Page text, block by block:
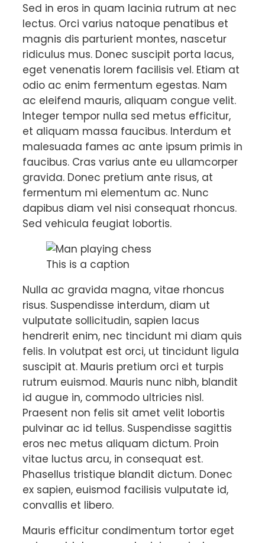
Sed in eros in quam lacinia rutrum at nec
lectus. Orci varius natoque penatibus et
magnis dis parturient montes, nascetur
ridiculus mus. Donec suscipit porta lacus,
eget venenatis lorem facilisis vel. Etiam at
odio ac enim fermentum egestas. Nam
ac eleifend mauris, aliquam congue velit.
Integer tempor nulla sed metus efficitur,
et aliquam massa faucibus. Interdum et
malesuada fames ac ante ipsum primis in
faucibus. Cras varius ante eu ullamcorper
gravida. Donec pretium ante risus, at
fermentum mi elementum ac. Nunc
dapibus diam vel nisi consequat rhoncus.
Sed vehicula feugiat lobortis.
This is a caption
Nulla ac gravida magna, vitae rhoncus
risus. Suspendisse interdum, diam ut
vulputate sollicitudin, sapien lacus
hendrerit enim, nec tincidunt mi diam quis
felis. In volutpat est orci, ut tincidunt ligula
suscipit at. Mauris pretium orci et turpis
rutrum euismod. Mauris nunc nibh, blandit
id augue in, commodo ultricies nisl.
Praesent non felis sit amet velit lobortis
pulvinar ac id tellus. Suspendisse sagittis
eros nec metus aliquam dictum. Proin
vitae luctus arcu, in consequat est.
Phasellus tristique blandit dictum. Donec
ex sapien, euismod facilisis vulputate id,
convallis et libero.
Mauris efficitur condimentum tortor eget